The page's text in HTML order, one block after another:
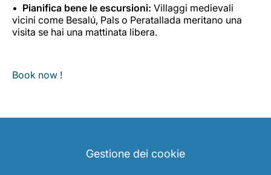
Pianifica bene le escursioni: Villaggi medievali
vicini come Besalú, Pals o Peratallada meritano una
visita se hai una mattinata libera.
Book now !
Gestione dei cookie